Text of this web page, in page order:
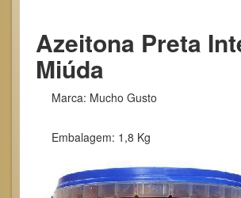
Azeitona Preta
Miúda
Marca: Mucho
Embalagem: 1,8 Kg